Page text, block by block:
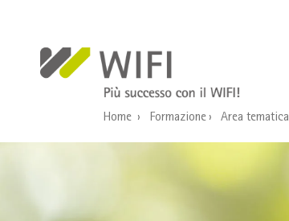
Home Formazione Area tematica